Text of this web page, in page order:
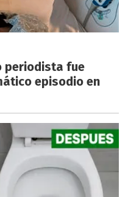
periodista fue
episodio en